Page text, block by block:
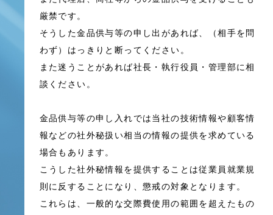
厳禁です。
そうした金品供与等の申し出があれば、（相手を問
わず）はっきりと断ってください。
また迷うことがあれば社長・執行役員・管理部に相
談ください。
金品供与等の申し入れでは当社の技術情報や顧客情
報などの社外秘扱い相当の情報の提供を求めている
場合もあります。
こうした社外秘情報を提供することは従業員就業規
則に反することになり、懲戒の対象となります。
これらは、一般的な交際費使用の範囲を超えたもの